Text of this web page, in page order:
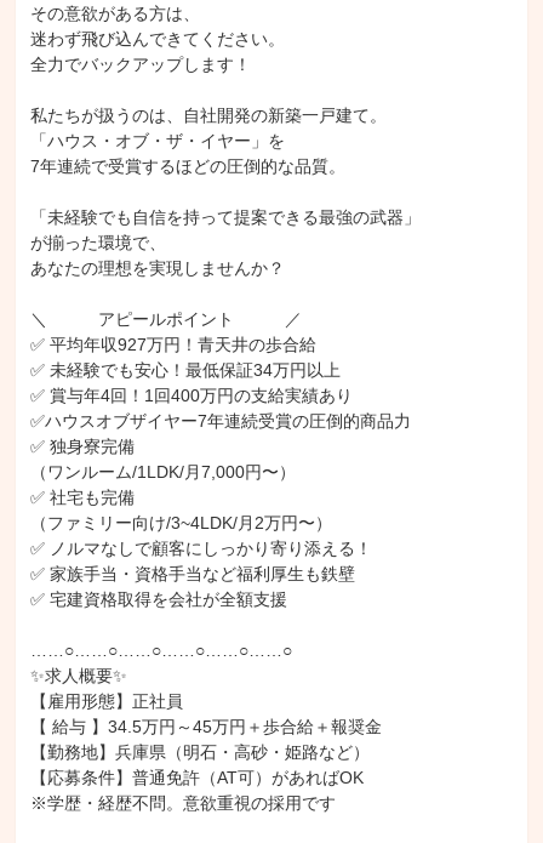
その意欲がある方は、
迷わず飛び込んできてください。
全力でバックアップします！
私たちが扱うのは、自社開発の新築一戸建て。
「ハウス・オブ・ザ・イヤー」を
7年連続で受賞するほどの圧倒的な品質。
「未経験でも自信を持って提案できる最強の武器」
が揃った環境で、
あなたの理想を実現しませんか？
＼　　　アピールポイント　　　／
✅ 平均年収927万円！青天井の歩合給
✅ 未経験でも安心！最低保証34万円以上
✅ 賞与年4回！1回400万円の支給実績あり
✅ハウスオブザイヤー7年連続受賞の圧倒的商品力
✅ 独身寮完備
（ワンルーム/1LDK/月7,000円〜）
✅ 社宅も完備
（ファミリー向け/3~4LDK/月2万円〜）
✅ ノルマなしで顧客にしっかり寄り添える！
✅ 家族手当・資格手当など福利厚生も鉄壁
✅️ 宅建資格取得を会社が全額支援
……○……○……○……○……○……○
✨求人概要✨
【雇用形態】正社員
【 給与 】34.5万円～45万円＋歩合給＋報奨金
【勤務地】兵庫県（明石・高砂・姫路など）
【応募条件】普通免許（AT可）があればOK
※学歴・経歴不問。意欲重視の採用です